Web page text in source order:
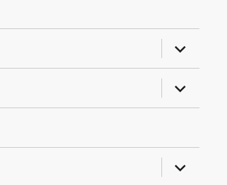
almenü
almenü
almenü